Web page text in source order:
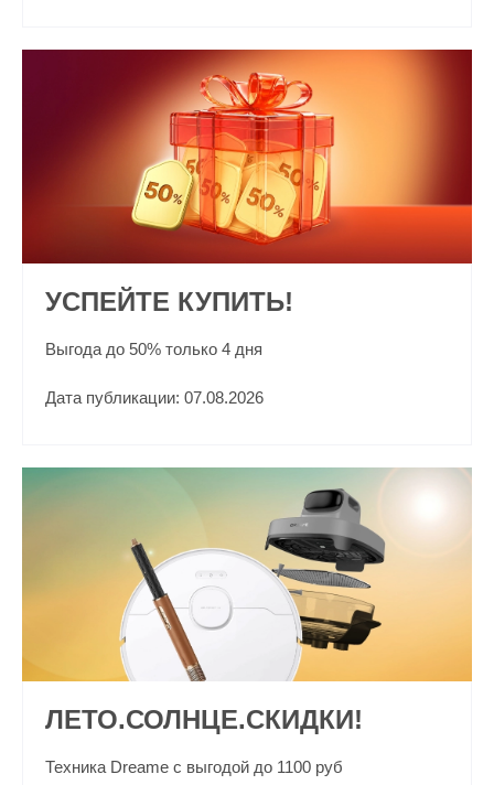
УСПЕЙТЕ КУПИТЬ!
Выгода до 50% только 4 дня
Дата публикации: 07.08.2026
ЛЕТО.СОЛНЦЕ.СКИДКИ!
Техника Dreame с выгодой до 1100 руб